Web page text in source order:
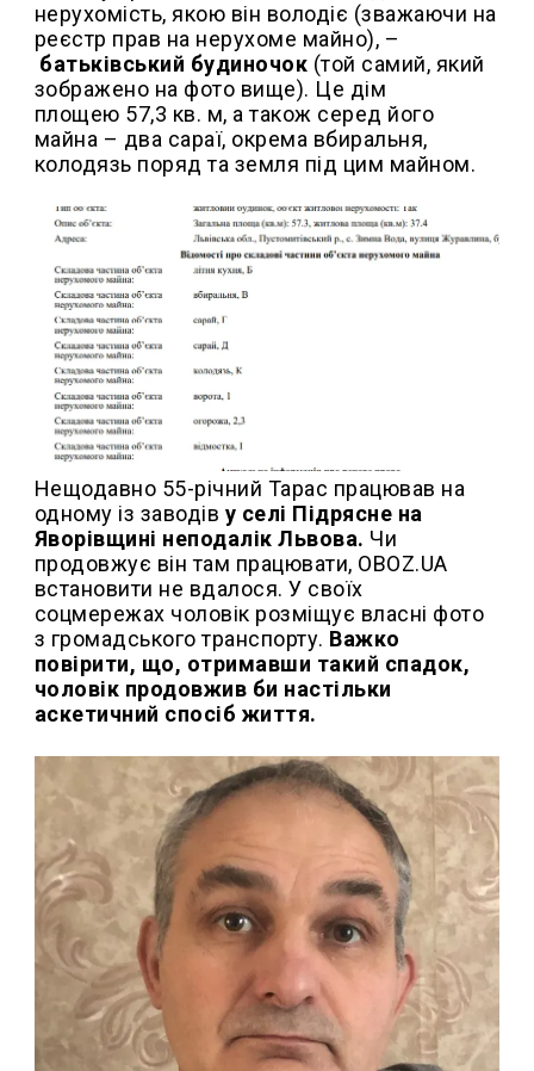
нерухомість, якою він володіє (зважаючи на
реєстр прав на нерухоме майно), –
батьківський будиночок (той самий, який
зображено на фото вище). Це дім
площею 57,3 кв. м, а також cеред його
майна – два сараї, окрема вбиральня,
колодязь поряд та земля під цим майном.
Нещодавно 55-річний Тарас працював на
одному із заводів у селі Підрясне на
Яворівщині неподалік Львова. Чи
продовжує він там працювати, OBOZ.UA
встановити не вдалося. У своїх
соцмережах чоловік розміщує власні фото
з громадського транспорту. Важко
повірити, що, отримавши такий спадок,
чоловік продовжив би настільки
аскетичний спосіб життя.